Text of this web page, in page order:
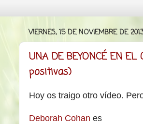
VIERNES, 15 DE NOVIEMBRE DE
UNA DE BEYONCÉ EN
positivas)
Hoy os traigo otro vídeo.
Deborah Cohan es